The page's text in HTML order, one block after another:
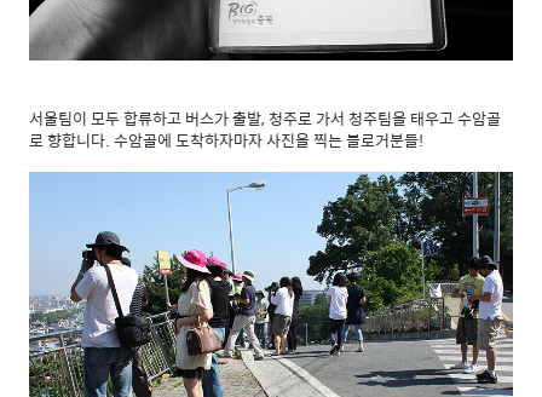
서울팀이 모두 합류하고 버스가 출발, 청주로 가서 청주팀을 태우고 수암골
로 향합니다. 수암골에 도착하자마자 사진을 찍는 블로거분들!